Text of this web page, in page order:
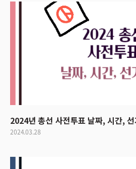
2024년 총선 사전투표 날짜, 시간,
2024.03.28